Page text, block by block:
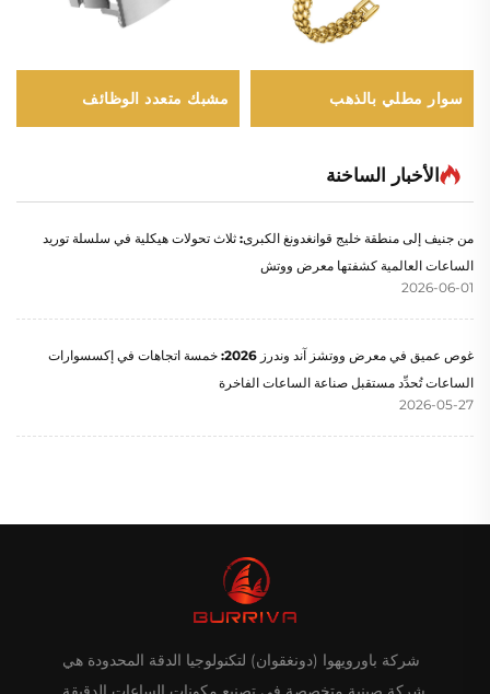
سوار مطلي بالذهب مشبك متعدد الوظائف
الأخبار الساخنة
من جنيف إلى منطقة خليج قوانغدونغ الكبرى: ثلاث تحولات هيكلية في سلسلة توريد
الساعات العالمية كشفتها معرض ووتش
2026-06-01
غوص عميق في معرض ووتشز آند وندرز 2026: خمسة اتجاهات في إكسسوارات
الساعات تُحدِّد مستقبل صناعة الساعات الفاخرة
2026-05-27
شركة باورويهوا (دونغقوان) لتكنولوجيا الدقة المحدودة هي